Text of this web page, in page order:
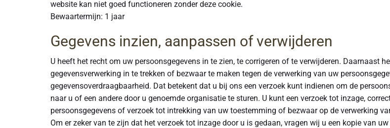
website kan niet goed functioneren zonder deze cookie.
Bewaartermijn: 1 jaar
Gegevens inzien, aanpassen of verwijderen
U heeft het recht om uw persoonsgegevens in te zien, te corrigeren of te verwijderen. Daarnaast
gegevensverwerking in te trekken of bezwaar te maken tegen de verwerking van uw
gegevensoverdraagbaarheid. Dat betekent dat u bij ons een verzoek kunt indienen om de
naar u of een andere door u genoemde organisatie te sturen. U kunt een verzoek tot inzage,
persoonsgegevens of verzoek tot intrekking van uw toestemming of bezwaar op de verwerking
Om er zeker van te zijn dat het verzoek tot inzage door u is gedaan, vragen wij u een kopie van